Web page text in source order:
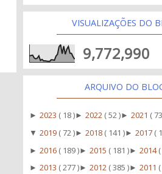
VISUALIZAÇÕES DO
9,772,990
ARQUIVO DO
►2023 ( 18 )►2022 ( 52 )►2021 (
▼2019 ( 72 )►2018 ( 141 )►2017 (
►2016 ( 189 )►2015 ( 181 )►2014
►2013 ( 277 )►2012 ( 385 )►2011